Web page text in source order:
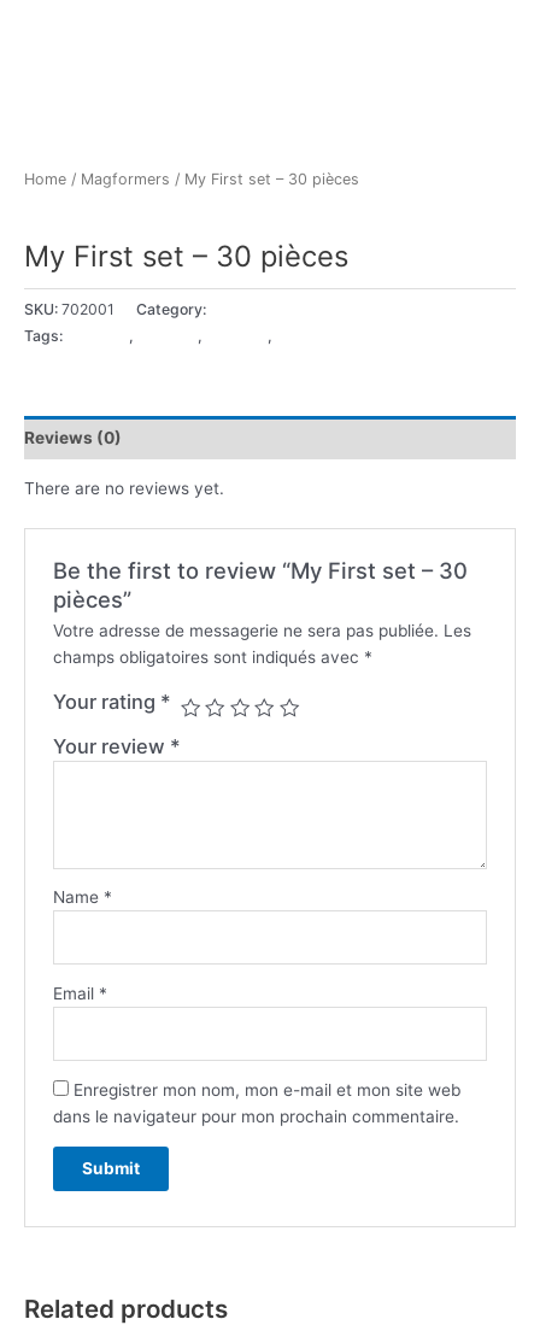
Home / Magformers / My First set – 30 pièces
My First set – 30 pièces
SKU: 702001 Category:
Tags:
, , ,
Reviews (0)
There are no reviews yet.
Be the first to review “My First set – 30
pièces”
Votre adresse de messagerie ne sera pas publiée. Les
champs obligatoires sont indiqués avec *
Your rating *
Your review *
Name *
Email *
Enregistrer mon nom, mon e-mail et mon site web
dans le navigateur pour mon prochain commentaire.
Related products